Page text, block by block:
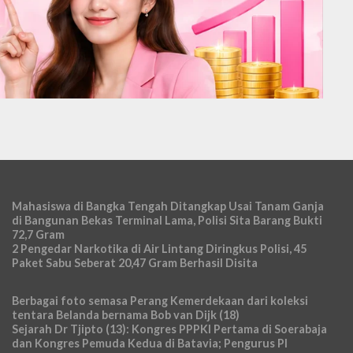
Mahasiswa di Bangka Tengah Ditangkap Usai Tanam Ganja
di Bangunan Bekas Terminal Lama, Polisi Sita Barang Bukti
72,7 Gram
2 Pengedar Narkotika di Air Lintang Diringkus Polisi, 45
Paket Sabu Seberat 20,47 Gram Berhasil Disita
Berbagai foto semasa Perang Kemerdekaan dari koleksi
tentara Belanda bernama Bob van Dijk (18)
Sejarah Dr Tjipto (13): Kongres PPPKI Pertama di Soerabaja
dan Kongres Pemuda Kedua di Batavia; Pengurus PI